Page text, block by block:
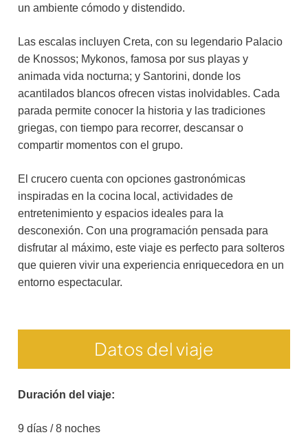
un ambiente cómodo y distendido.
Las escalas incluyen Creta, con su legendario Palacio
de Knossos; Mykonos, famosa por sus playas y
animada vida nocturna; y Santorini, donde los
acantilados blancos ofrecen vistas inolvidables. Cada
parada permite conocer la historia y las tradiciones
griegas, con tiempo para recorrer, descansar o
compartir momentos con el grupo.
El crucero cuenta con opciones gastronómicas
inspiradas en la cocina local, actividades de
entretenimiento y espacios ideales para la
desconexión. Con una programación pensada para
disfrutar al máximo, este viaje es perfecto para solteros
que quieren vivir una experiencia enriquecedora en un
entorno espectacular.
Datos del viaje
Duración del viaje:
9 días / 8 noches